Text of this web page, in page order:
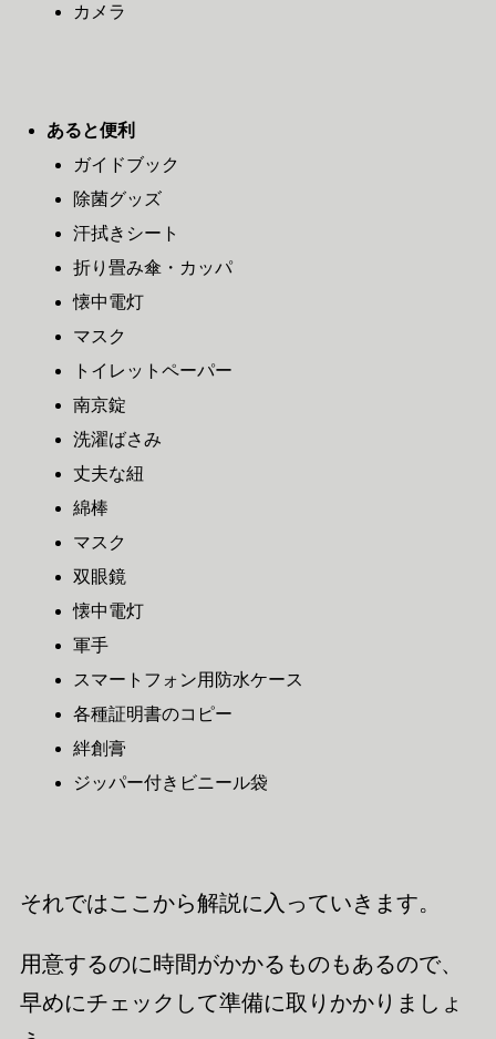
カメラ
あると便利
ガイドブック
除菌グッズ
汗拭きシート
折り畳み傘・カッパ
懐中電灯
マスク
トイレットペーパー
南京錠
洗濯ばさみ
丈夫な紐
綿棒
マスク
双眼鏡
懐中電灯
軍手
スマートフォン用防水ケース
各種証明書のコピー
絆創膏
ジッパー付きビニール袋
それではここから解説に入っていきます。
用意するのに時間がかかるものもあるので、
早めにチェックして準備に取りかかりましょ